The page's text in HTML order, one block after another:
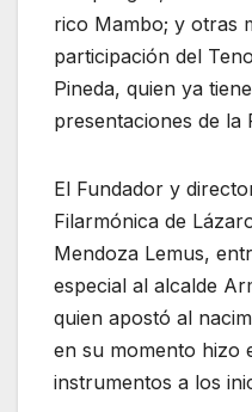
rico Mambo; y otras
participación del
Pineda, quien ya
presentaciones de la
El Fundador y
Filarmónica de
Mendoza Lemus,
especial al alcalde
quien apostó al
en su momento hizo
instrumentos a los